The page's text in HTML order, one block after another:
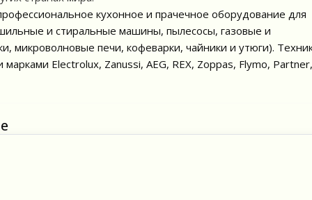
кухонное и прачечное оборудование для
и стиральные машины, пылесосы, газовые и
микроволновые печи, кофеварки, чайники и утюги).
Electrolux, Zanussi, AEG, REX, Zoppas, Flymo, Partner,